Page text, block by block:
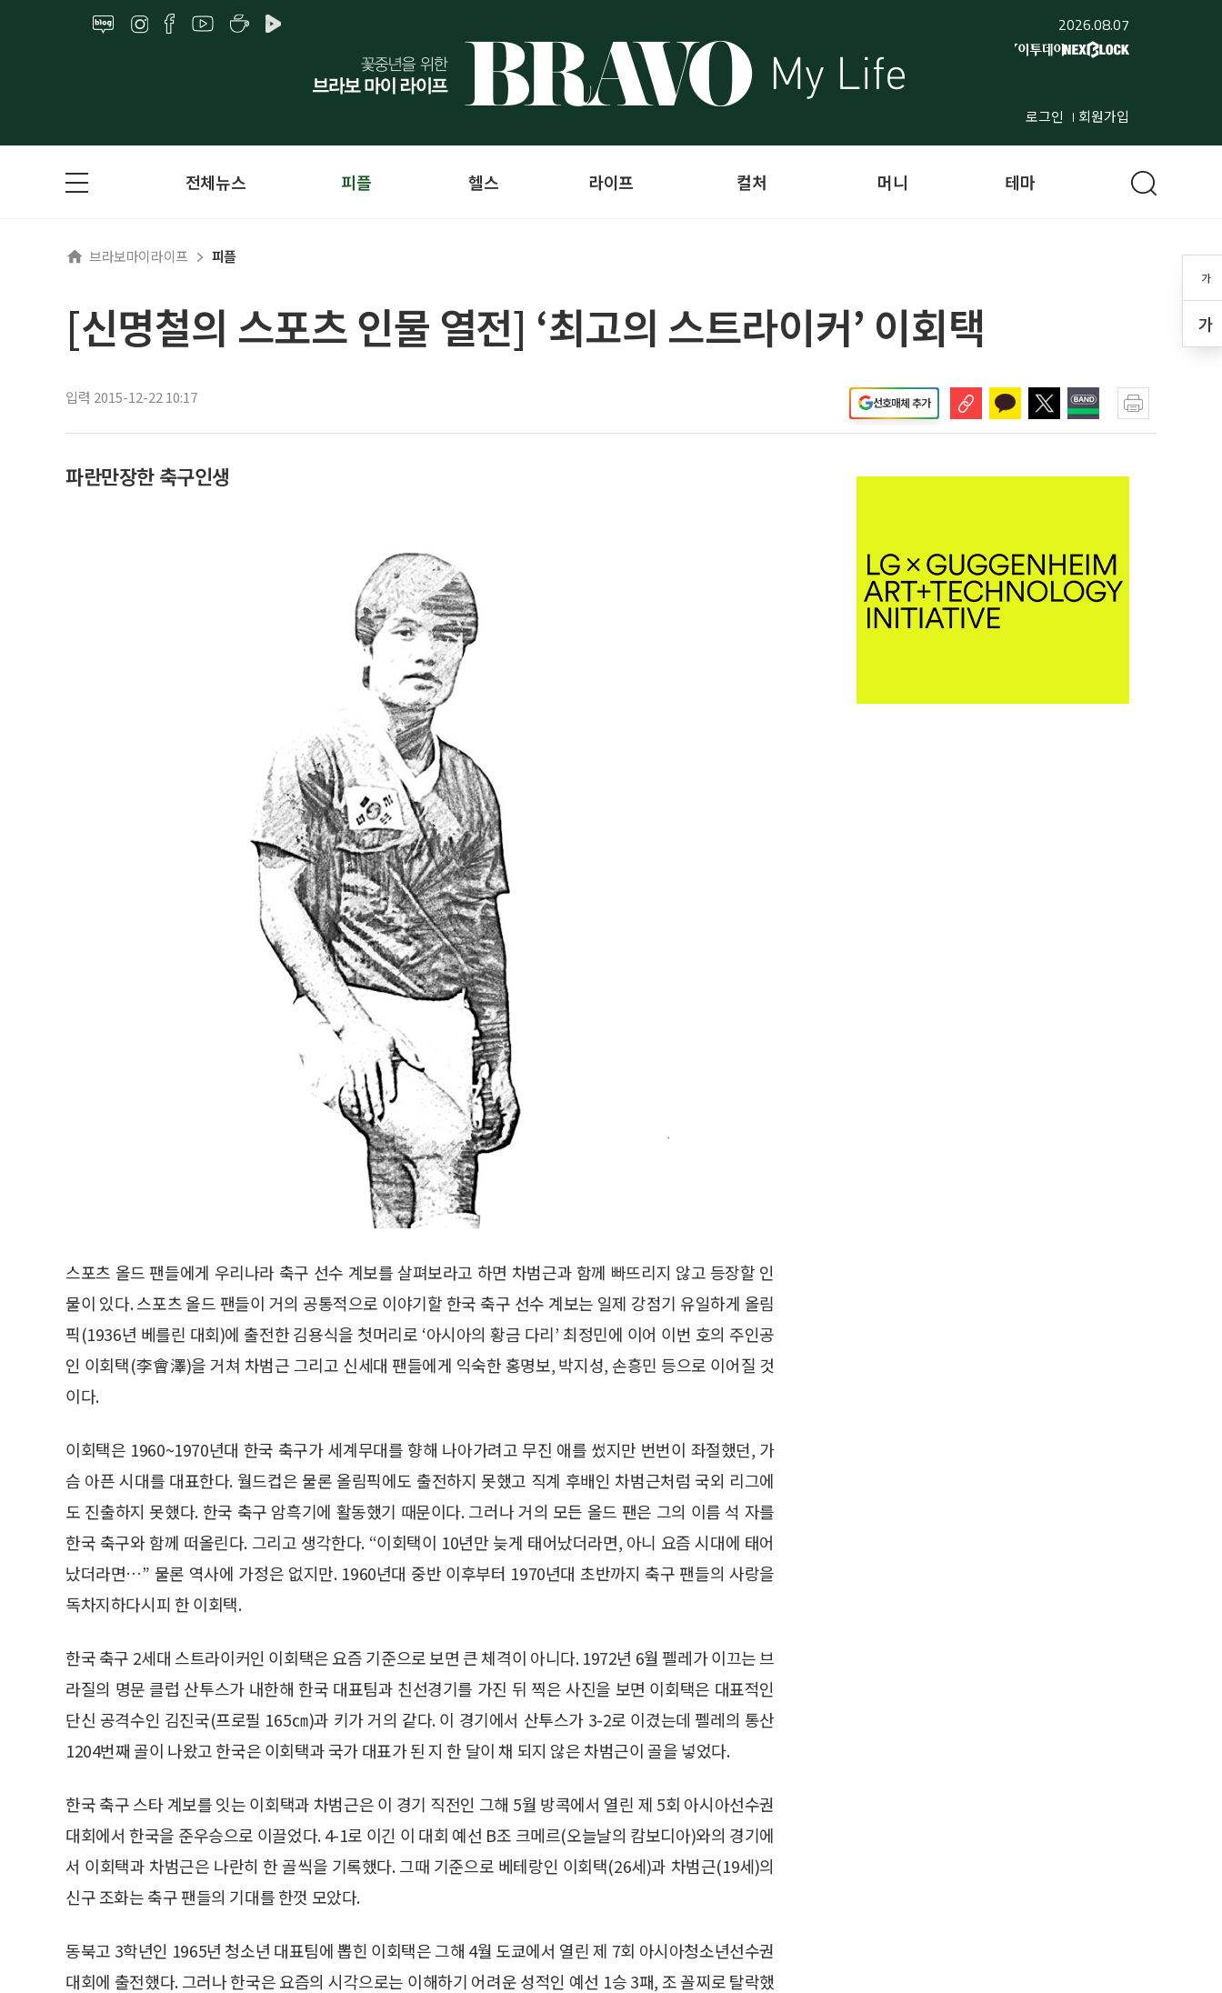
2026.08.07
로그인 회원가입
가
가
전체뉴스 피플 헬스 라이프 컬처 머니 테마
브라보마이라이프 피플
[신명철의 스포츠 인물 열전] ‘최고의 스트라이커’ 이회택
입력 2015-12-22 10:17 선호매체 추가
파란만장한 축구인생
스포츠 올드 팬들에게 우리나라 축구 선수 계보를 살펴보라고 하면 차범근과 함께 빠뜨리지 않고 등장할 인
물이 있다. 스포츠 올드 팬들이 거의 공통적으로 이야기할 한국 축구 선수 계보는 일제 강점기 유일하게 올림
픽(1936년 베를린 대회)에 출전한 김용식을 첫머리로 ‘아시아의 황금 다리’ 최정민에 이어 이번 호의 주인공
인 이회택(李會澤)을 거쳐 차범근 그리고 신세대 팬들에게 익숙한 홍명보, 박지성, 손흥민 등으로 이어질 것
이다.
이회택은 1960~1970년대 한국 축구가 세계무대를 향해 나아가려고 무진 애를 썼지만 번번이 좌절했던, 가
슴 아픈 시대를 대표한다. 월드컵은 물론 올림픽에도 출전하지 못했고 직계 후배인 차범근처럼 국외 리그에
도 진출하지 못했다. 한국 축구 암흑기에 활동했기 때문이다. 그러나 거의 모든 올드 팬은 그의 이름 석 자를
한국 축구와 함께 떠올린다. 그리고 생각한다. “이회택이 10년만 늦게 태어났더라면, 아니 요즘 시대에 태어
났더라면…” 물론 역사에 가정은 없지만. 1960년대 중반 이후부터 1970년대 초반까지 축구 팬들의 사랑을
독차지하다시피 한 이회택.
한국 축구 2세대 스트라이커인 이회택은 요즘 기준으로 보면 큰 체격이 아니다. 1972년 6월 펠레가 이끄는 브
라질의 명문 클럽 산투스가 내한해 한국 대표팀과 친선경기를 가진 뒤 찍은 사진을 보면 이회택은 대표적인
단신 공격수인 김진국(프로필 165㎝)과 키가 거의 같다. 이 경기에서 산투스가 3-2로 이겼는데 펠레의 통산
1204번째 골이 나왔고 한국은 이회택과 국가 대표가 된 지 한 달이 채 되지 않은 차범근이 골을 넣었다.
한국 축구 스타 계보를 잇는 이회택과 차범근은 이 경기 직전인 그해 5월 방콕에서 열린 제 5회 아시아선수권
대회에서 한국을 준우승으로 이끌었다. 4-1로 이긴 이 대회 예선 B조 크메르(오늘날의 캄보디아)와의 경기에
서 이회택과 차범근은 나란히 한 골씩을 기록했다. 그때 기준으로 베테랑인 이회택(26세)과 차범근(19세)의
신구 조화는 축구 팬들의 기대를 한껏 모았다.
동북고 3학년인 1965년 청소년 대표팀에 뽑힌 이회택은 그해 4월 도쿄에서 열린 제 7회 아시아청소년선수권
대회에 출전했다. 그러나 한국은 요즘의 시각으로는 이해하기 어려운 성적인 예선 1승 3패, 조 꼴찌로 탈락했